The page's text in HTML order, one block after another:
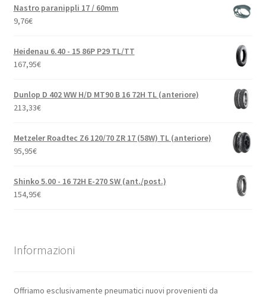
Nastro paranippli 17 / 60mm
9,76€
Heidenau 6.40 - 15 86P P29 TL/TT
167,95€
Dunlop D 402 WW H/D MT90 B 16 72H TL (anteriore)
213,33€
Metzeler Roadtec Z6 120/70 ZR 17 (58W) TL (anteriore)
95,95€
Shinko 5.00 - 16 72H E-270 SW (ant./post.)
154,95€
Informazioni
Offriamo esclusivamente pneumatici nuovi provenienti da